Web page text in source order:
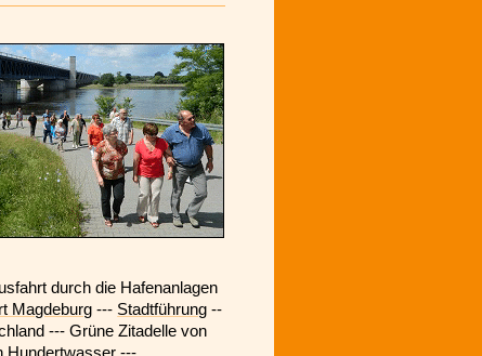
durch die Hafenanlagen
Magdeburg --- Stadtführung --
--- Grüne Zitadelle von
Hundertwasser ---